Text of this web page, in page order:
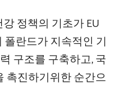
정책의 기초가 EU
란드가 지속적인 기
구조를 구축하고, 국
촉진하기위한 순간으